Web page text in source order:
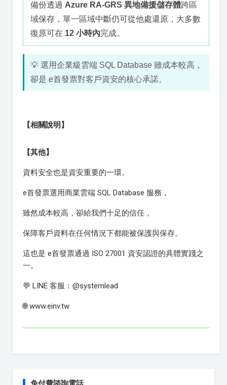
備份透過 Azure RA-GRS 異地備援儲存體跨區
域保存，單一區域中斷仍可從他處還原，大多數
復原可在 12 小時內完成。
💡 選用企業級雲端 SQL Database 雖成本較高，
卻是 e首發票對客戶資安的核心承諾。
【相關說明】
【其他】
資料安全也是資安重要的一環。
e首發票選用商業雲端 SQL Database 服務，
雖然成本較高，卻給我們十足的信任，
保障客戶資料在任何情況下都能被保護與保存。
這也是 e首發票通過 ISO 27001 資安認證的具體實踐之
一。
💬 LINE 客服：@systemlead
🌐 www.einv.tw